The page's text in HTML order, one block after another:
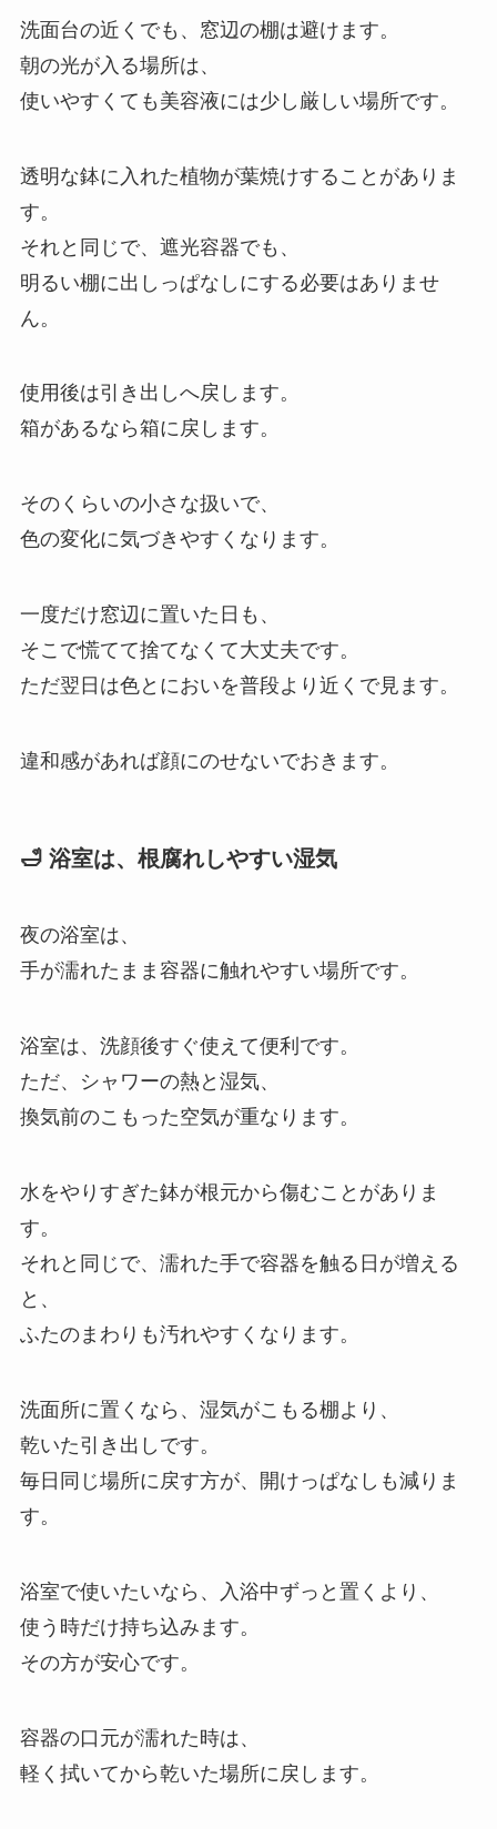
洗面台の近くでも、窓辺の棚は避けます。
朝の光が入る場所は、
使いやすくても美容液には少し厳しい場所です。
透明な鉢に入れた植物が葉焼けすることがありま
す。
それと同じで、遮光容器でも、
明るい棚に出しっぱなしにする必要はありませ
ん。
使用後は引き出しへ戻します。
箱があるなら箱に戻します。
そのくらいの小さな扱いで、
色の変化に気づきやすくなります。
一度だけ窓辺に置いた日も、
そこで慌てて捨てなくて大丈夫です。
ただ翌日は色とにおいを普段より近くで見ます。
違和感があれば顔にのせないでおきます。
🛁 浴室は、根腐れしやすい湿気
夜の浴室は、
手が濡れたまま容器に触れやすい場所です。
浴室は、洗顔後すぐ使えて便利です。
ただ、シャワーの熱と湿気、
換気前のこもった空気が重なります。
水をやりすぎた鉢が根元から傷むことがありま
す。
それと同じで、濡れた手で容器を触る日が増える
と、
ふたのまわりも汚れやすくなります。
洗面所に置くなら、湿気がこもる棚より、
乾いた引き出しです。
毎日同じ場所に戻す方が、開けっぱなしも減りま
す。
浴室で使いたいなら、入浴中ずっと置くより、
使う時だけ持ち込みます。
その方が安心です。
容器の口元が濡れた時は、
軽く拭いてから乾いた場所に戻します。